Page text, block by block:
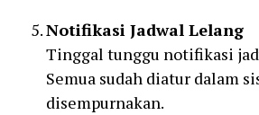
Notifikasi Jadwal Lelang
Tinggal tunggu notifikasi
Semua sudah diatur dalam
disempurnakan.